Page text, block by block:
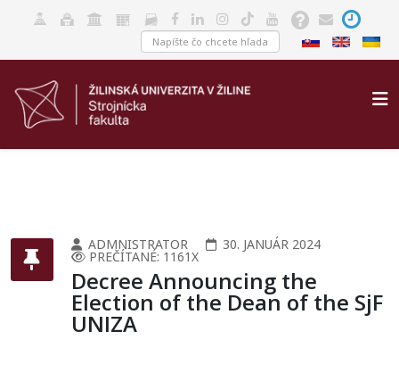
ADMNISTRATOR 30. JANUÁR 2024
PREČÍTANÉ: 1161X
Decree Announcing the
Election of the Dean of the SjF
UNIZA